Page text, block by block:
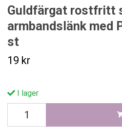
Guldfärgat rostfritt
armbandslänk med
st
19 kr
I lager